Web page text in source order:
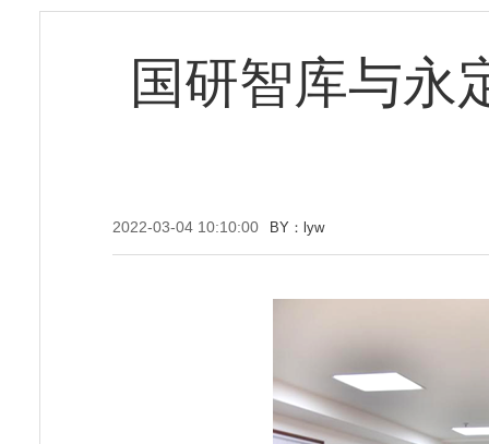
国研智库与永
2022-03-04 10:10:00 BY：lyw